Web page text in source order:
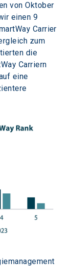
von Oktober
einen 9
Carrier
zum
die
Carriern
eine